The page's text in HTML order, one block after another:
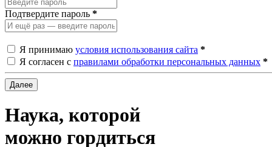
Подтвердите пароль *
Я принимаю условия использования сайта *
Я согласен с правилами обработки персональных данных *
Далее
Наука, которой
можно гордиться